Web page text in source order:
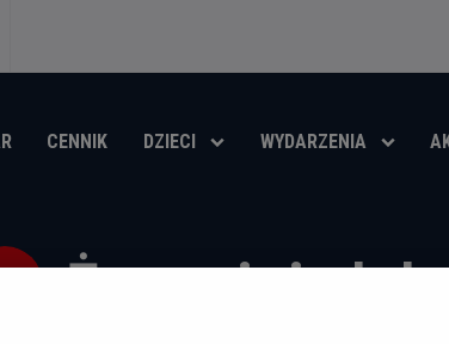
CENNIK DZIECI WYDARZENIA
Żegnajcie